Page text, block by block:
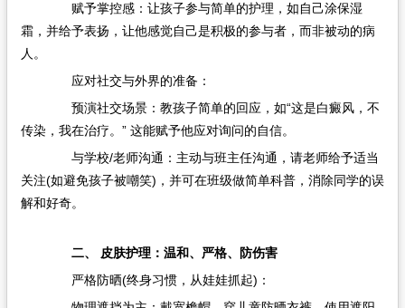
赋予掌控感：让孩子参与简单的护理，如自己涂保湿
霜，并给予表扬，让他感觉自己是积极的参与者，而非被动的病
人。
应对社交与外界的准备：
预演社交场景：教孩子简单的回应，如“这是白癜风，不
传染，我在治疗。” 这能赋予他应对询问的自信。
与学校/老师沟通：主动与班主任沟通，请老师给予适当
关注(如避免孩子被嘲笑)，并可在班级做简单科普，消除同学的误
解和好奇。
二、 皮肤护理：温和、严格、防伤害
严格防晒(终身习惯，从娃娃抓起)：